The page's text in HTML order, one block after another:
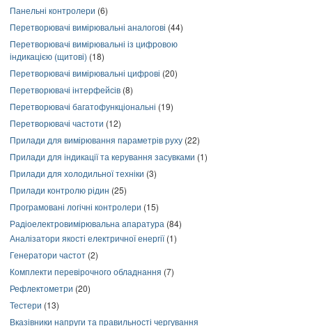
Панельні контролери (6)
Перетворювачі вимірювальні аналогові (44)
Перетворювачі вимірювальні із цифровою
індикацією (щитові) (18)
Перетворювачі вимірювальні цифрові (20)
Перетворювачі інтерфейсів (8)
Перетворювачі багатофункціональні (19)
Перетворювачі частоти (12)
Прилади для вимірювання параметрів руху (22)
Прилади для індикації та керування засувками (1)
Прилади для холодильної техніки (3)
Прилади контролю рідин (25)
Програмовані логічні контролери (15)
Радіоелектровимірювальна апаратура (84)
Аналізатори якості електричної енергії(1)
Генератори частот (2)
Комплекти перевірочного обладнання (7)
Рефлектометри (20)
Тестери (13)
Вказівники напруги та правильності чергування